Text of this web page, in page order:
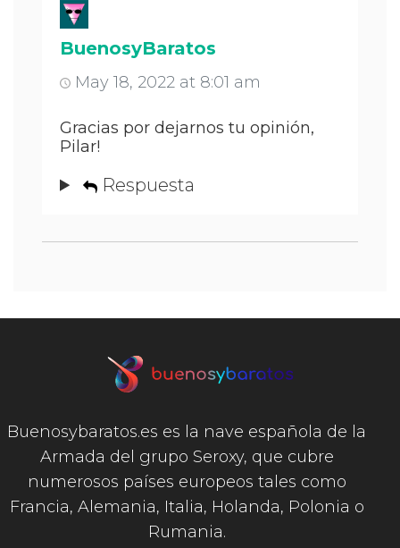
BuenosyBaratos
May 18, 2022 at 8:01 am
Gracias por dejarnos tu opinión,
Pilar!
Respuesta
Buenosybaratos.es es la nave española de la
Armada del grupo Seroxy, que cubre
numerosos países europeos tales como
Francia, Alemania, Italia, Holanda, Polonia o
Rumania.